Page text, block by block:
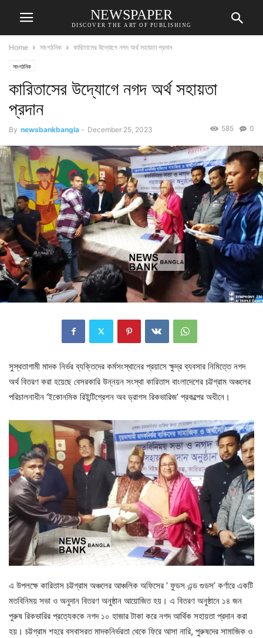
NEWSPAPER
DISCOVER THE ART OF PUBLISHING
Home সাংগঠনিক কারিতাসের উদ্যোগে নগদ অর্থ সহায়তা প্রদান
সাংগঠনিক
কারিতাসের উদ্যোগে নগদ অর্থ সহায়তা
প্রদান
By newsbankbangla - December 25, 2023 0
585
সুস্থতাগামী মাদক নির্ভর ব্যক্তিদের কর্মসংস্থানের প্রয়াসে ক্ষুদ্র ব্যবসার নিমিত্তে নগদ
অর্থ বিতরণ করা হয়েছে বেসরকারি উন্নয়ন সংস্থা কারিতাস বাংলাদেশের চট্টগ্রাম অঞ্চলের
পরিচালনাধীন ‘ইকোনমিক রিইন্টিগ্রেশন অব ড্রাগস রিকভারিজ’ প্রকল্পের অধীনে।
এ উপলক্ষে কারিতাস চট্টগ্রাম অঞ্চলের আঞ্চলিক অফিসের ‘ ফুডস এন্ড গুডস’ কর্ণারে একটি
মতবিনিময় সভা ও অনুদান বিতরণ অনুষ্ঠান আয়োজিত হয়। এ বিতরণ অনুষ্ঠানে ১৪ জন
পুরুষ রিকভারির প্রত্যেককে নগদ ১০ হাজার টাকা করে নগদ আর্থিক সহায়তা প্রদান করা
হয়। চট্টগ্রাম শহরে বসবাসরত মাদকনির্ভরতা থেকে ফিরে আসা নারি, পুরুষদের সামাজিক ও